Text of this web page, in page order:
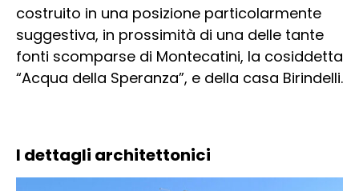
costruito in una posizione particolarmente
suggestiva, in prossimità di una delle tante
fonti scomparse di Montecatini, la cosiddetta
“Acqua della Speranza”, e della casa Birindelli.
I dettagli architettonici